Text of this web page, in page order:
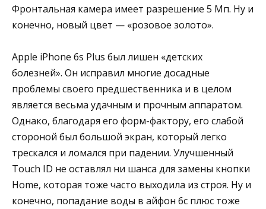
Фронтальная камера имеет разрешение 5 Мп. Ну и
конечно, новый цвет — «розовое золото».
Apple iPhone 6s Plus был лишен «детских
болезней». Он исправил многие досадные
проблемы своего предшественника и в целом
является весьма удачным и прочным аппаратом.
Однако, благодаря его форм-фактору, его слабой
стороной был большой экран, который легко
трескался и ломался при падении. Улучшенный
Touch ID не оставлял ни шанса для замены кнопки
Home, которая тоже часто выходила из строя. Ну и
конечно, попадание воды в айфон 6с плюс тоже